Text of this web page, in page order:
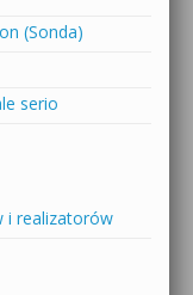
(Sonda)
serio
i realizatorów